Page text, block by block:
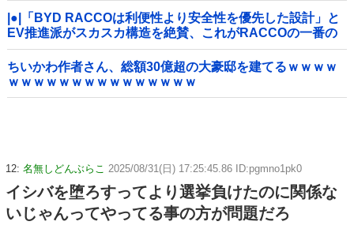
|●|「BYD RACCOは利便性より安全性を優先した設計」と
EV推進派がスカスカ構造を絶賛、これがRACCOの一番の
特徴よな
ちいかわ作者さん、総額30億超の大豪邸を建てるｗｗｗｗ
ｗｗｗｗｗｗｗｗｗｗｗｗｗｗｗ
12: 名無しどんぶらこ 2025/08/31(日) 17:25:45.86 ID:pgmno1pk0
イシバを堕ろすってより選挙負けたのに関係な
いじゃんってやってる事の方が問題だろ